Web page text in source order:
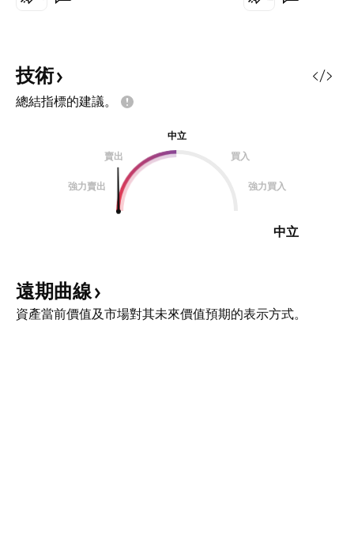
技術
總結指標的建議。
中立
賣出
買入
強力賣出 強力買入
中立
遠期曲線
資產當前價值及市場對其未來價值預期的表示方式。